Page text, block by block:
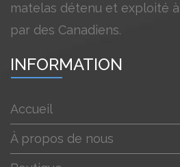
matelas détenu et exploité à
par des Canadiens.
INFORMATION
Accueil
À propos de nous